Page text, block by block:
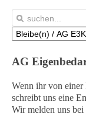
AG
Wenn ihr von einer
schreibt uns eine
Wir melden uns bei